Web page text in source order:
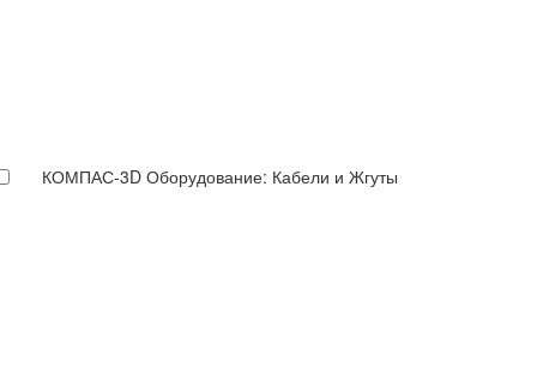
КОМПАС-3D Оборудование: Кабели и Жгуты